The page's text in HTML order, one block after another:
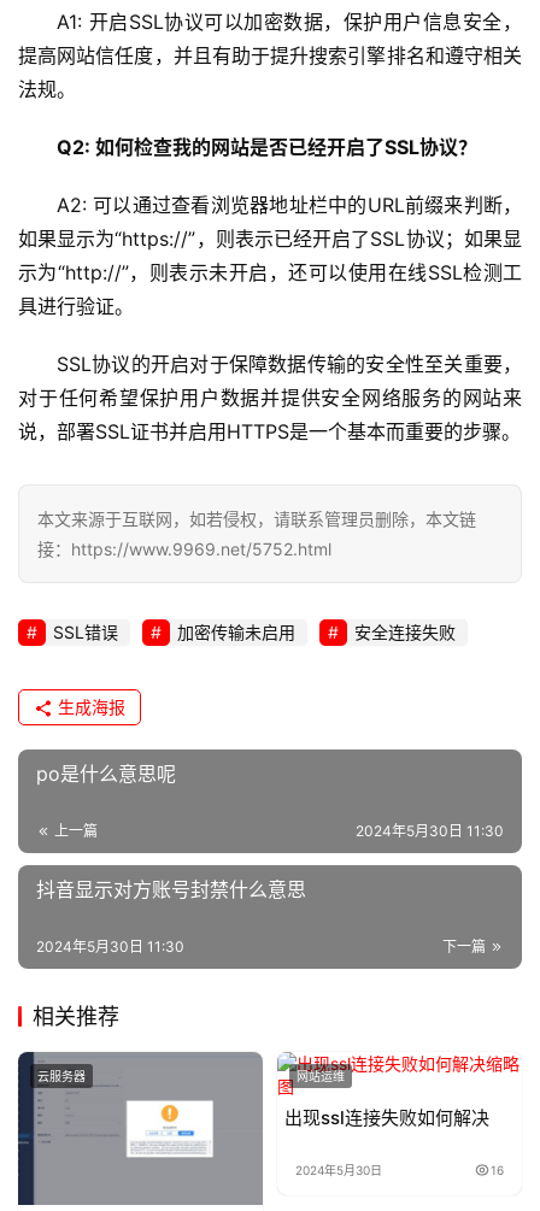
维
A1: 开启SSL协议可以加密数据，保护用户信息安全，
提高网站信任度，并且有助于提升搜索引擎排名和遵守相关
法规。
Q2: 如何检查我的网站是否已经开启了SSL协议？
A2: 可以通过查看浏览器地址栏中的URL前缀来判断，
如果显示为“https://”，则表示已经开启了SSL协议；如果显
示为“http://”，则表示未开启，还可以使用在线SSL检测工
具进行验证。
SSL协议的开启对于保障数据传输的安全性至关重要，
对于任何希望保护用户数据并提供安全网络服务的网站来
说，部署SSL证书并启用HTTPS是一个基本而重要的步骤。
本文来源于互联网，如若侵权，请联系管理员删除，本文链
接：https://www.9969.net/5752.html
SSL错误 加密传输未启用 安全连接失败
生成海报
po是什么意思呢
上一篇 2024年5月30日 11:30
抖音显示对方账号封禁什么意思
下一篇
2024年5月30日 11:30
相关推荐
云服务器 网站运维
出现ssl连接失败如何解决
2024年5月30日 16